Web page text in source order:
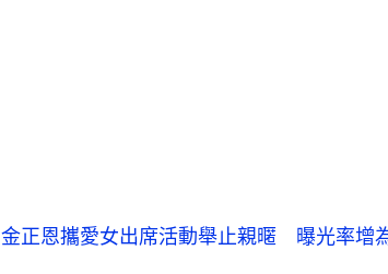
金正恩攜愛女出席活動舉止親暱 曝光率增